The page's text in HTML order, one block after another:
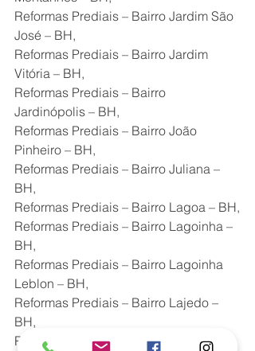
Reformas Prediais – Bairro Jardim São
José – BH,
Reformas Prediais – Bairro Jardim
Vitória – BH,
Reformas Prediais – Bairro
Jardinópolis – BH,
Reformas Prediais – Bairro João
Pinheiro – BH,
Reformas Prediais – Bairro Juliana –
BH,
Reformas Prediais – Bairro Lagoa – BH,
Reformas Prediais – Bairro Lagoinha –
BH,
Reformas Prediais – Bairro Lagoinha
Leblon – BH,
Reformas Prediais – Bairro Lajedo –
BH,
Reformas Prediais – Bairro Laranjeiras